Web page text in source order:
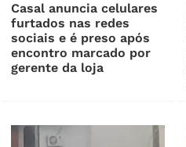
Casal anuncia celulares
furtados nas redes
sociais e é preso após
encontro marcado por
gerente da loja